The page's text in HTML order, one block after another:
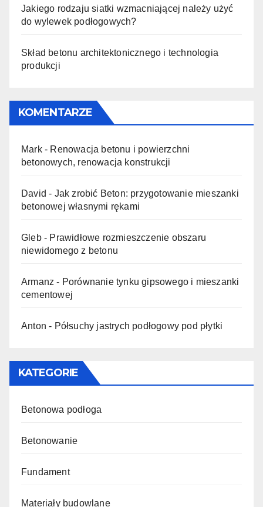
Jakiego rodzaju siatki wzmacniającej należy użyć
do wylewek podłogowych?
Skład betonu architektonicznego i technologia
produkcji
KOMENTARZE
Mark- Renowacja betonu i powierzchni
betonowych, renowacja konstrukcji
David - Jak zrobić Beton: przygotowanie mieszanki
betonowej własnymi rękami
Gleb- Prawidłowe rozmieszczenie obszaru
niewidomego z betonu
Armanz - Porównanie tynku gipsowego i mieszanki
cementowej
Anton - Półsuchy jastrych podłogowy pod płytki
KATEGORIE
Betonowa podłoga
Betonowanie
Fundament
Materiały budowlane